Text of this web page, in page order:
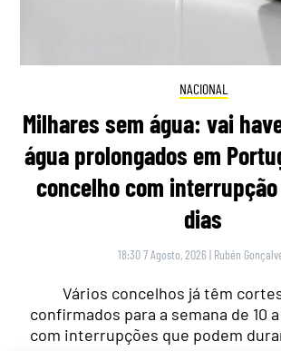
NACIONAL
Milhares sem água: vai
água prolongados em
concelho com
dias
18:30 7 Agosto, 2026 | Rubén
Vários concelhos já têm
confirmados para a semana de 10
com interrupções que podem